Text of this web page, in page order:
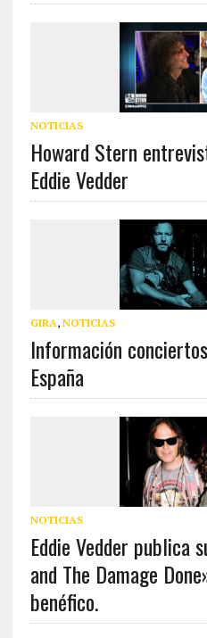
NOTICIAS
Howard Stern
Eddie Vedder
GIRA, NOTICIAS
Información
España
NOTICIAS
Eddie Vedder publica
and The Damage
benéfico.